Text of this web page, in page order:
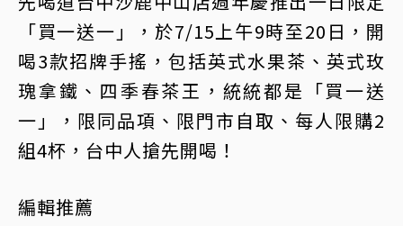
「買一送一」，於7/15上午9時至20日，開
喝3款招牌手搖，包括英式水果茶、英式玫
瑰拿鐵、四季春茶王，統統都是「買一送
一」，限同品項、限門市自取、每人限購2
組4杯，台中人搶先開喝！
編輯推薦